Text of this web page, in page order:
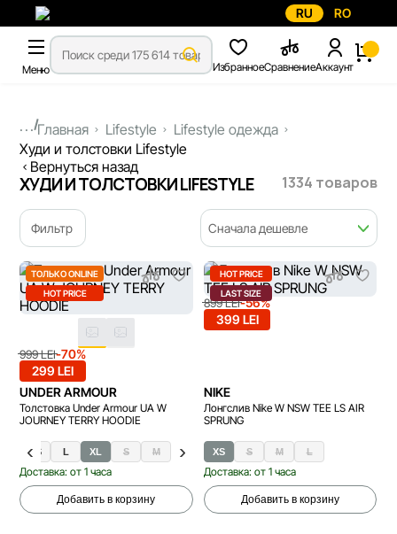
RU RO
Меню ИзбранноеСравнениеАккаунт
...Главная Lifestyle
Lifestyle одежда
Худи и толстовки Lifestyle
Вернуться назад
ХУДИ И ТОЛСТОВКИ LIFESTYLE 1334 товаров
Фильтр Сначала дешевле
ТОЛЬКО ONLINE
HOT PRICE
999 LEI-70%
299 LEI
UNDER ARMOUR
Толстовка Under Armour UA W
JOURNEY TERRY HOODIE
XS L XL S M
Доставка: от 1 часа
Добавить в корзину
HOT PRICE
LAST SIZE
899 LEI-56%
399 LEI
NIKE
Лонгслив Nike W NSW TEE LS AIR
SPRUNG
XS S M L
Доставка: от 1 часа
Добавить в корзину